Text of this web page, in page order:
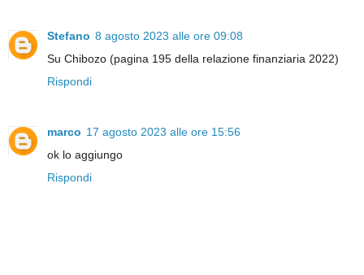
Stefano 8 agosto 2023 alle ore 09:08
Su Chibozo (pagina 195 della relazione finanziaria 2022)
Rispondi
marco 17 agosto 2023 alle ore 15:56
ok lo aggiungo
Rispondi